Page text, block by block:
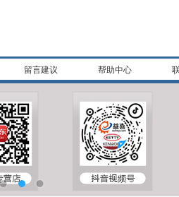
留言建议 帮助中心